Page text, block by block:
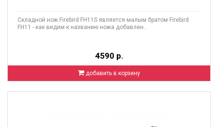
Складной нож Firebird FH11S является малым братом Firebird
FH11 - как видим к названию ножа добавлен..
4590 р.
добавить в корзину